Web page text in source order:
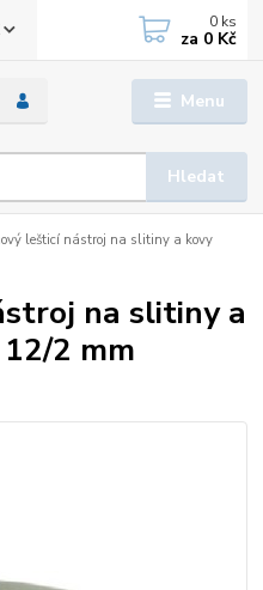
Menu
Hledat
0 ks
za 0 Kč
lešticí nástroj na slitiny a kovy
na slitiny a
2 mm